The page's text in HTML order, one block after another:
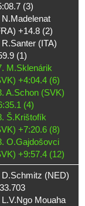
(3)
N.Madelenat
+14.8 (2)
R.Santer (ITA)
(1)
M.Sklenárik
+4:04.4 (6)
A.Schon (SVK)
(4)
Š.Krištofík
+7:20.6 (8)
O.Gajdošovci
+9:57.4 (12)
D.Schmitz (NED)
L.V.Ngo Mouaha